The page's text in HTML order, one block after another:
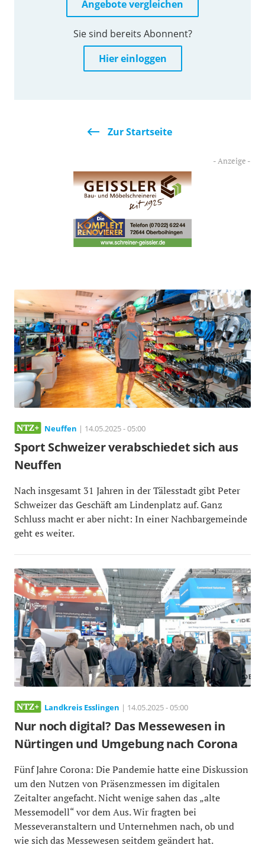
Angebote vergleichen
Sie sind bereits Abonnent?
Hier einloggen
Zur Startseite
Neuffen | 14.05.2025 - 05:00
Sport Schweizer verabschiedet sich aus
Neuffen
Nach insgesamt 31 Jahren in der Tälesstadt gibt Peter
Schweizer das Geschäft am Lindenplatz auf. Ganz
Schluss macht er aber nicht: In einer Nachbargemeinde
geht es weiter.
Landkreis Esslingen | 14.05.2025 - 05:00
Nur noch digital? Das Messewesen in
Nürtingen und Umgebung nach Corona
Fünf Jahre Corona: Die Pandemie hatte eine Diskussion
um den Nutzen von Präsenzmessen im digitalen
Zeitalter angefacht. Nicht wenige sahen das „alte
Messemodell“ vor dem Aus. Wir fragten bei
Messeveranstaltern und Unternehmen nach, ob und
wie sich das Messewesen seitdem geändert hat.